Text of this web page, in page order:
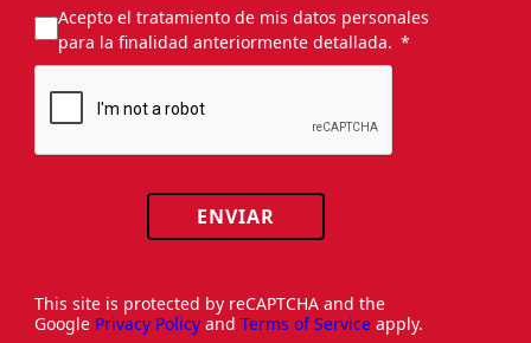
Acepto el tratamiento de mis datos personales
para la finalidad anteriormente detallada.
ENVIAR
This site is protected by reCAPTCHA and the
Google Privacy Policy and Terms of Service apply.